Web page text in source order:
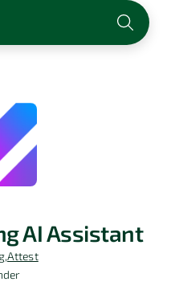
AI Assistant
Attest